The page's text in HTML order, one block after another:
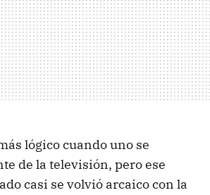
lógico cuando uno se
de la televisión, pero ese
casi se volvió arcaico con la